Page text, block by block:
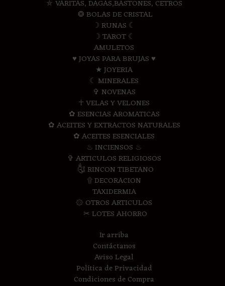
⛤ VARITAS, DAGAS,BASTONES, CETROS
❂ BOLAS DE CRISTAL
☽ RUNAS ☾
☽ TAROT ☾
AMULETOS
♥ JOYAS PARA BRUJAS ♥
★ JOYERIA
☾ MINERALES
✞ NOVENAS
☥ VELAS Y VELONES
✿ ESENCIAS AROMATICAS
✿ ACEITES Y EXTRACTOS NATURALES
✿ ACEITES ESENCIALES
♨ INCIENSOS ♨
✞ ARTICULOS RELIGIOSOS
༃ RINCON TIBETANO
۩ DECORACION
TAXIDERMIA
۞ OTROS ARTICULOS
✂ LOTES AHORRO
Ir arriba
Contáctanos
Aviso Legal
Política de Privacidad
Condiciones de Compra